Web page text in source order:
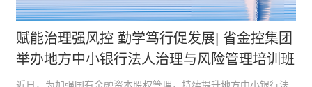
赋能治理强风控 勤学笃行促发展| 省金控集团
举办地方中小银行法人治理与风险管理培训班